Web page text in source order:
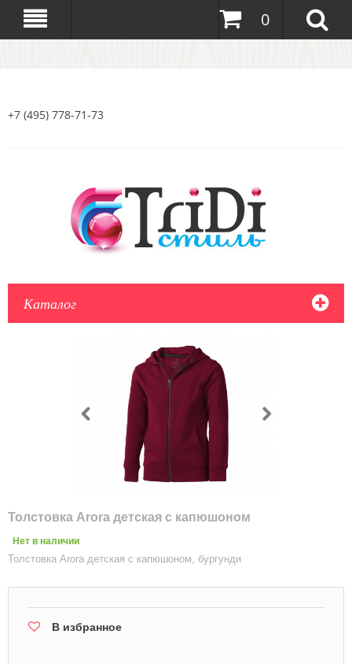
0
+7 (495) 778-71-73
Каталог
Толстовка Arora детская с капюшоном
Нет в наличии
Толстовка Arora детская с капюшоном, бургунди
В избранное